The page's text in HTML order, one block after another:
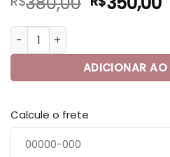
era:
R$380,00.
CREME RENOVAÇÃO
ADICIONAR
Calcule o frete